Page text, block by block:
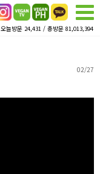
오늘방문 24,431 / 총방문 81,013,394
02/27